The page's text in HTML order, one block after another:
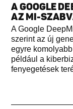
A GOOGLE
AZ MI-
A Google
szerint az új
egyre
például a
fenyegetések